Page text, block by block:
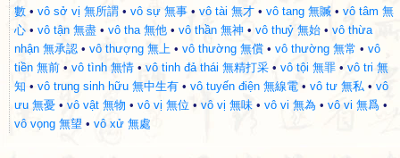
數 • vô sở vị 無所謂 • vô sự 無事 • vô tài 無才 • vô tang 無贓 • vô tâm 無
心 • vô tận 無盡 • vô tha 無他 • vô thần 無神 • vô thuỷ 無始 • vô thừa
nhận 無承認 • vô thượng 無上 • vô thường 無償 • vô thường 無常 • vô
tiền 無前 • vô tình 無情 • vô tinh đả thái 無精打采 • vô tội 無罪 • vô tri 無
知 • vô trung sinh hữu 無中生有 • vô tuyến điện 無線電 • vô tư 無私 • vô
ưu 無憂 • vô vật 無物 • vô vị 無位 • vô vị 無味 • vô vi 無為 • vô vi 無爲 •
vô vọng 無望 • vô xử 無處